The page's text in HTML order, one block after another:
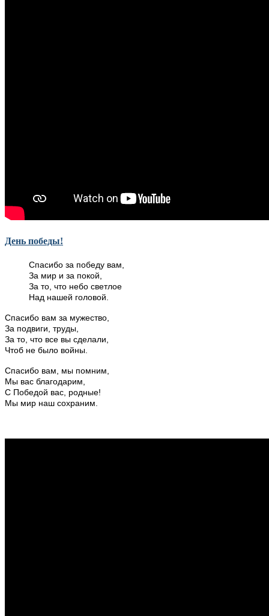
День победы!
Спасибо за победу вам,
За мир и за покой,
За то, что небо светлое
Над нашей головой.
Спасибо вам за мужество,
За подвиги, труды,
За то, что все вы сделали,
Чтоб не было войны.
Спасибо вам, мы помним,
Мы вас благодарим,
С Победой вас, родные!
Мы мир наш сохраним.